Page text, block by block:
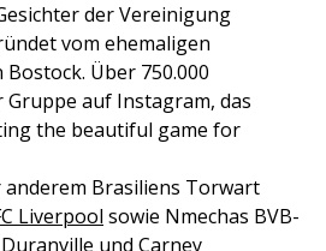
der Vereinigung
vom ehemaligen
Über 750.000
auf Instagram, das
the beautiful game for
Brasiliens Torwart
Liverpool sowie Nmechas BVB-
und Carney